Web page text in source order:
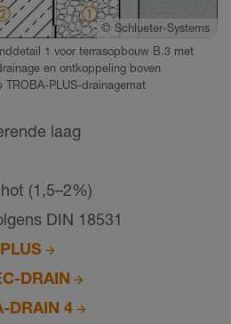
© Schlueter-Systems
1 voor terrasopbouw B.3 met
en ontkoppeling boven
TROBA-PLUS-drainagemat
laag
(1,5–2%)
DIN 18531
DRAIN
DRAIN 4